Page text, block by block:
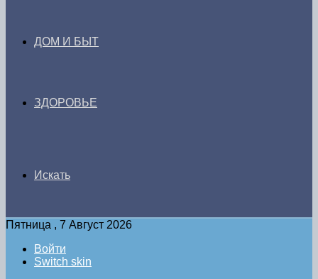
ДОМ И БЫТ
ЗДОРОВЬЕ
Искать
Пятница , 7 Август 2026
Войти
Switch skin